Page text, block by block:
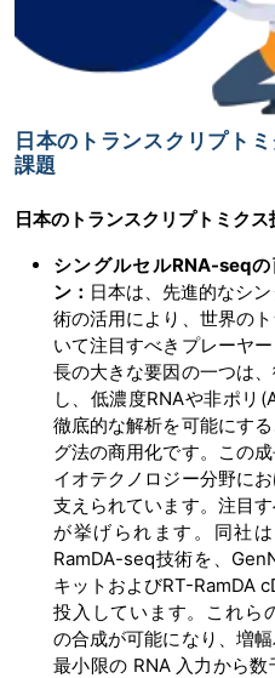
日本のトランスクリプト
課題
日本のトランスクリプトミク
シングルセルRNA-seq
ン： 日本は、先進的なシ
術の活用により、世界の
いて注目すべきプレーヤ
長の大きな要因の一つは
し、低濃度RNAや非ポリ
徹底的な解析を可能にす
グ法の商用化です。この
イオテクノロジー分野に
支えられています。注目
が挙げられます。同社
RamDA-seq技術を、
キットおよびRT-RamDA
投入しています。これら
の合成が可能になり、増
最小限の RNA 入力から